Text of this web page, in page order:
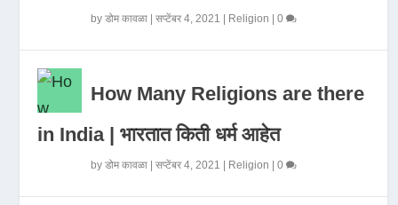
byडोम कावळा |सप्टेंबर 4, 2021 Religion |0
How Many Religions are there
in India | भारतात किती धर्म आहेत
byडोम कावळा |सप्टेंबर 4, 2021 Religion |0